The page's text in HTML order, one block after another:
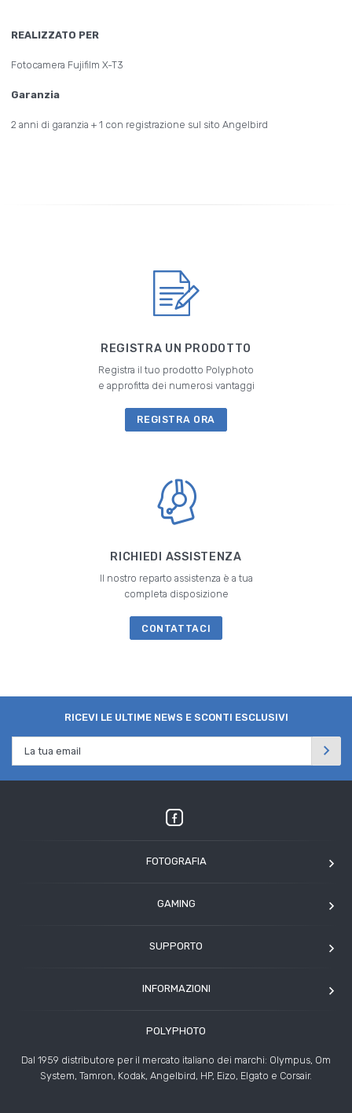
REALIZZATO PER
Fotocamera Fujifilm X-T3
Garanzia
2 anni di garanzia + 1 con registrazione sul sito Angelbird
REGISTRA UN PRODOTTO
Registra il tuo prodotto Polyphoto
e approfitta dei numerosi vantaggi
REGISTRA ORA
RICHIEDI ASSISTENZA
Il nostro reparto assistenza è a tua
completa disposizione
CONTATTACI
RICEVI LE ULTIME NEWS E SCONTI ESCLUSIVI
POLYPHOTO
Dal 1959 distributore per il mercato italiano dei marchi: Olympus, Om
System, Tamron, Kodak, Angelbird, HP, Eizo, Elgato e Corsair.
FOTOGRAFIA
Angelbird
HP
GAMING
Arcade1Up
SUPPORTO
Condizioni di vendita
INFORMAZIONI